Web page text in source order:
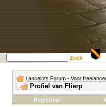
Zoek
Lancelots Forum - Voor
Profiel van Flierp
Registreer